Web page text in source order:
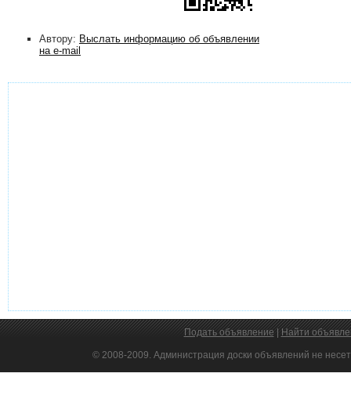
Автору: Выслать информацию об объявлении
на e-mail
Подать объявление Найти
© 2008-2009. Администрация доски объявлений не